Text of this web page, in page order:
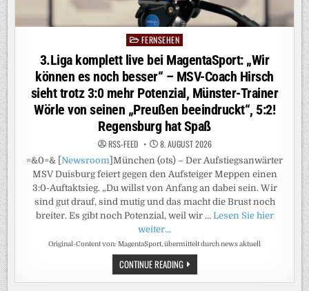
GROSSE P
REMIERE B
EI R
TL U
ND A
UF R
TL+
Posted
in
FERNSEHEN
3.Liga komplett live bei MagentaSport: „Wir
können es noch besser“ – MSV-Coach Hirsch
sieht trotz 3:0 mehr Potenzial, Münster-Trainer
Wörle von seinen „Preußen beeindruckt“, 5:2!
Regensburg hat Spaß
RSS-FEED 8. AUGUST 2026
=&0=& [Newsroom]München (ots) – Der Aufstiegsanwärter
MSV Duisburg feiert gegen den Aufsteiger Meppen einen
3:0-Auftaktsieg. „Du willst von Anfang an dabei sein. Wir
sind gut drauf, sind mutig und das macht die Brust noch
breiter. Es gibt noch Potenzial, weil wir … Lesen Sie hier
weiter…
Original-Content von: MagentaSport, übermittelt durch news aktuell
CONTINUE READING3.LIGA
KOMPLETT
LIVE